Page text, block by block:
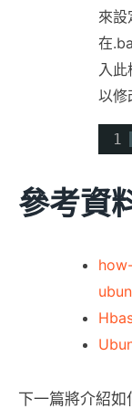
來
在
入
以修
1
參考資
下一篇將介紹